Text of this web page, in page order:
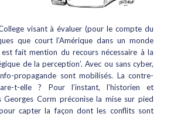
visant à évaluer (pour le compte du
que court l’Amérique dans un monde
fait mention du recours nécessaire à la
de la perception’. Avec ou sans cyber,
propagande sont mobilisés. La contre-
t-elle ? Pour l’instant, l’historien et
Georges Corm préconise la mise sur pied
capter la façon dont les conflits sont